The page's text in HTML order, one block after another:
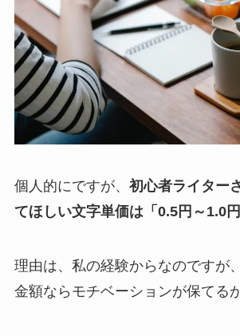
個人的にですが、 初心者ライター
てほしい文字単価は「0.5円～1.0
理由は、私の経験からなのですが
金額ならモチベーションが保てる